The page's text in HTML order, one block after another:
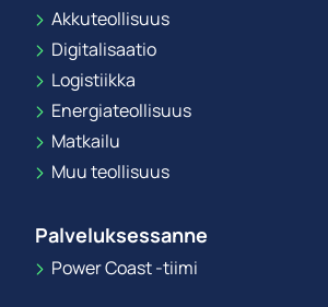
Akkuteollisuus
Digitalisaatio
Logistiikka
Energiateollisuus
Matkailu
Muu teollisuus
Palveluksessanne
Power Coast -tiimi